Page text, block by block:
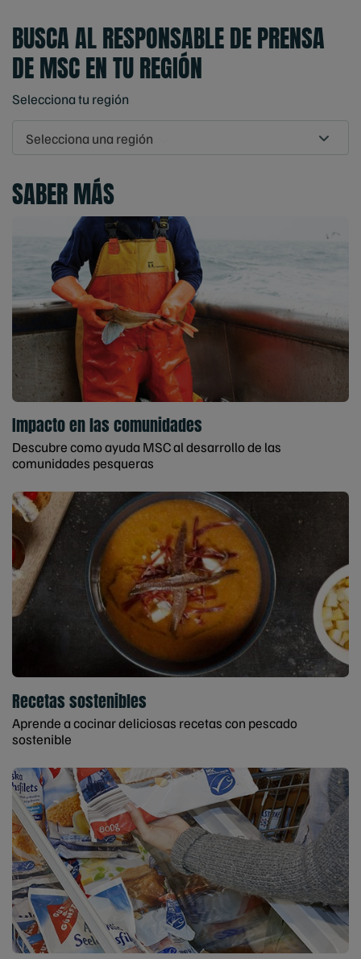
BUSCA AL RESPONSABLE DE PRENSA
DE MSC EN TU REGIÓN
Selecciona tu región
Selecciona una región
SABER MÁS
Impacto en las comunidades
Descubre como ayuda MSC al desarrollo de las
comunidades pesqueras
Recetas sostenibles
Aprende a cocinar deliciosas recetas con pescado
sostenible